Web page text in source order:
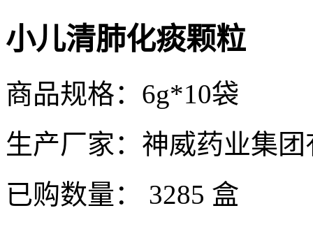
小儿清肺化痰颗粒
商品规格：6g*10袋
生产厂家：神威药业集
已购数量：
3285 盒